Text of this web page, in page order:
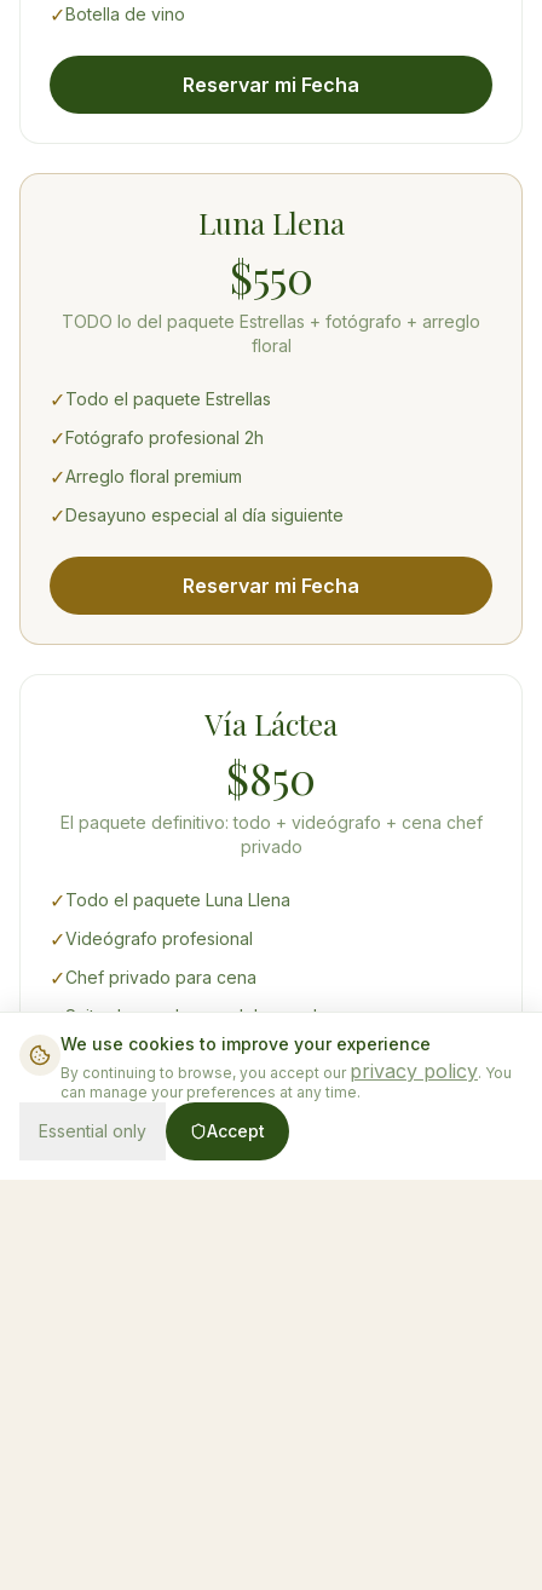
✓Botella de vino
Reservar mi Fecha
Luna Llena
$550
TODO lo del paquete Estrellas + fotógrafo + arreglo
floral
✓Todo el paquete Estrellas
✓Fotógrafo profesional 2h
✓Arreglo floral premium
✓Desayuno especial al día siguiente
Reservar mi Fecha
Vía Láctea
$850
El paquete definitivo: todo + videógrafo + cena chef
privado
✓Todo el paquete Luna Llena
✓Videógrafo profesional
✓Chef privado para cena
✓Suite decorada con globos y champagne
Reservar mi Fecha
From $130/night
We use cookies to improve your experience
By continuing to browse, you accept our privacy policy. You
can manage your preferences at any time.
Essential only Accept